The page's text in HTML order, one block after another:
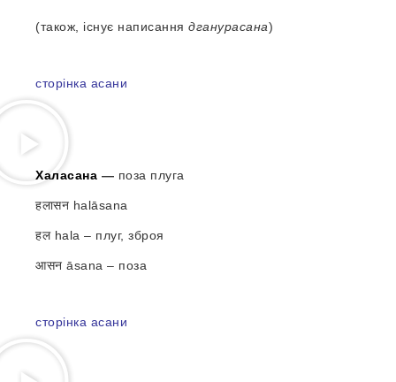
(також, існує написання дганурасана)
сторінка асани
Халасана — поза плуга
हलासन halāsana
हल hala – плуг, зброя
आसन āsana – поза
сторінка асани